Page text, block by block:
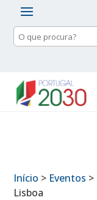
Pesquisa
de
Início > Eventos >
Lisboa